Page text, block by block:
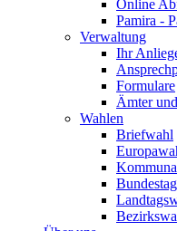
Online
Pamira -
Verwaltung
Ihr
Formulare
Ämter
Wahlen
Briefwahl